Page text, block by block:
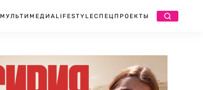
МУЛЬТИМЕДИА LIFESTYLEСПЕЦПРОЕКТЫ